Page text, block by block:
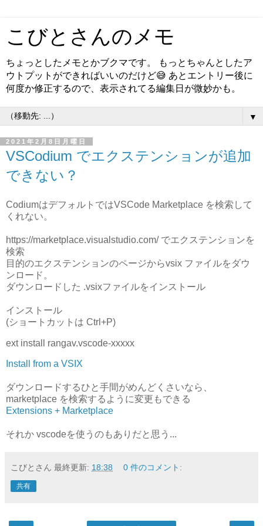
こびとさんのメモ
ちょっとしたメモとかブクマです。 もっとちゃんとしたア
ウトプットができればいいのだけど😅 あとエントリー後に
何度か修正するので、表示されてる編集日が微妙かも。
▼
2021年2月8日月曜日
VSCodium でエクステンションが追加
できない？
CodiumはデフォルトではVSCode Marketplace を検索して
くれない。
https://marketplace.visualstudio.com/ でエクステンションを
検索
目的のエクステンションのページからvsix ファイルをダウ
ンロード。
ダウンロードした .vsixファイルをインストール
インストール
(ショートカットは Ctrl+P)
ext install rangav.vscode-xxxxx
Install from a VSIX
ダウンロードするひと手間がめんどくさいなら、
marketplace を検索するように変更もできる
Extensions + Marketplace
それか vscodeを使うのもありだと思う...
こびとさん 最終更新: 18:38 0 件のコメント:
共有